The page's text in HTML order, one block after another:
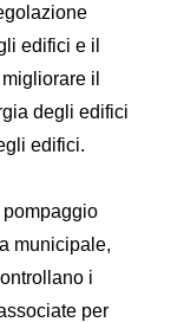
edifici e il
il
degli edifici
edifici.
pompaggio
municipale,
i
per